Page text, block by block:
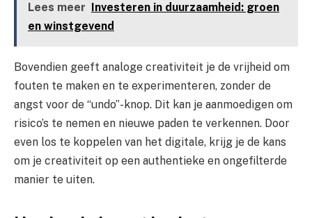
Lees meer
Investeren in duurzaamheid: groen
en winstgevend
Bovendien geeft analoge creativiteit je de vrijheid om
fouten te maken en te experimenteren, zonder de
angst voor de “undo”-knop. Dit kan je aanmoedigen om
risico’s te nemen en nieuwe paden te verkennen. Door
even los te koppelen van het digitale, krijg je de kans
om je creativiteit op een authentieke en ongefilterde
manier te uiten.